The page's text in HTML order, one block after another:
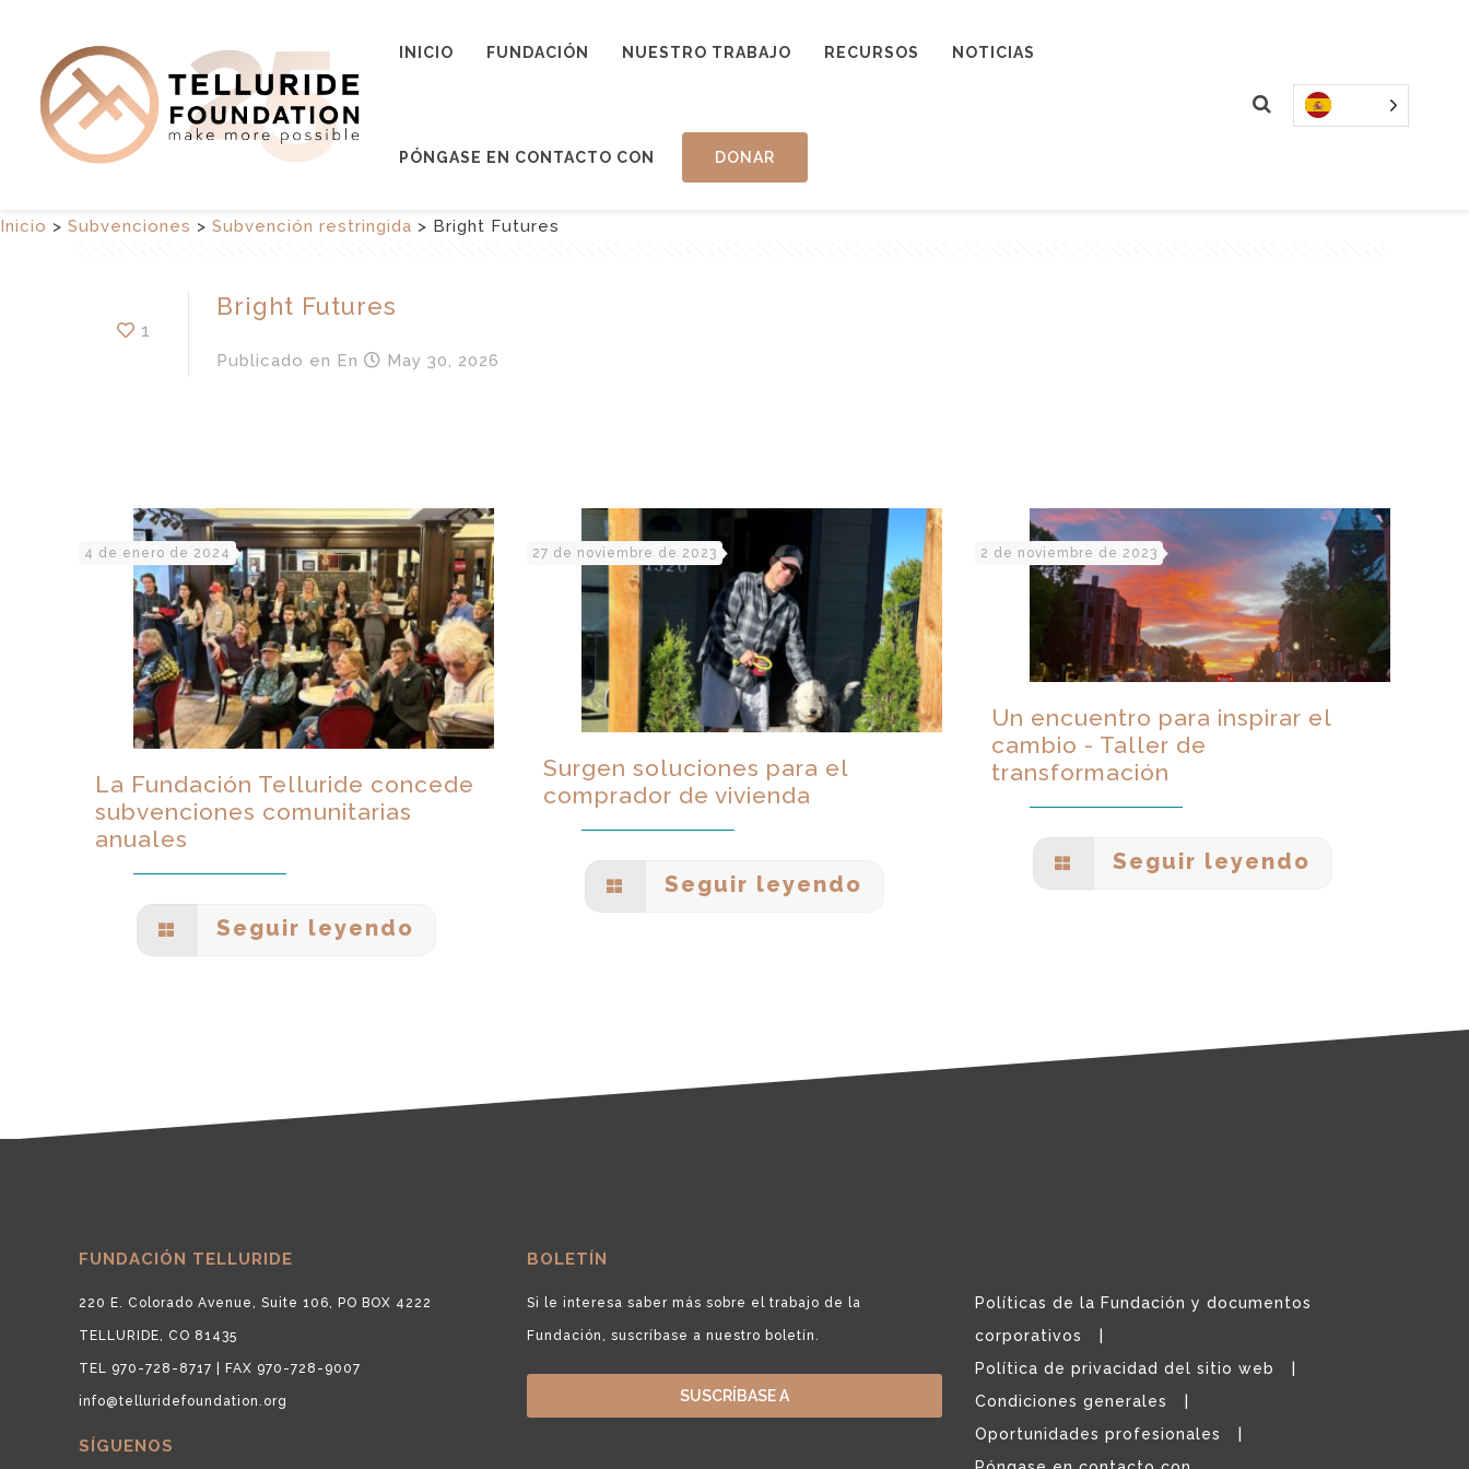
INICIO FUNDACIÓN NUESTRO TRABAJO RECURSOS NOTICIAS
PÓNGASE EN CONTACTO CON DONAR
Inicio > Subvenciones > Subvención restringida > Bright Futures
1
Bright Futures
Publicado en En May 30, 2026
4 de enero de 2024
La Fundación Telluride concede
subvenciones comunitarias
anuales
Seguir leyendo
27 de noviembre de 2023
Surgen soluciones para el
comprador de vivienda
Seguir leyendo
2 de noviembre de 2023
Un encuentro para inspirar el
cambio - Taller de
transformación
Seguir leyendo
FUNDACIÓN TELLURIDE
220 E. Colorado Avenue, Suite 106, PO BOX 4222
TELLURIDE, CO 81435
TEL 970-728-8717 | FAX 970-728-9007
info@telluridefoundation.org
SÍGUENOS
BOLETÍN
Si le interesa saber más sobre el trabajo de la
Fundación, suscríbase a nuestro boletín.
SUSCRÍBASE A
Políticas de la Fundación y documentos
corporativos
Política de privacidad del sitio web
Condiciones generales
Oportunidades profesionales